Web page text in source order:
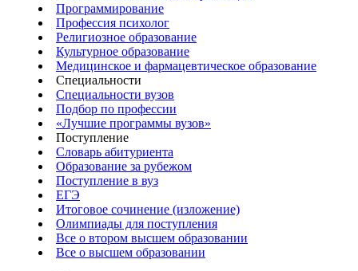
Программирование
Профессия психолог
Религиозное образование
Культурное образование
Медицинское и фармацевтическое образование
Специальности
Специальности вузов
Подбор по профессии
«Лучшие программы вузов»
Поступление
Словарь абитуриента
Образование за рубежом
Поступление в вуз
ЕГЭ
Итоговое сочинение (изложение)
Олимпиады для поступления
Все о втором высшем образовании
Все о высшем образовании